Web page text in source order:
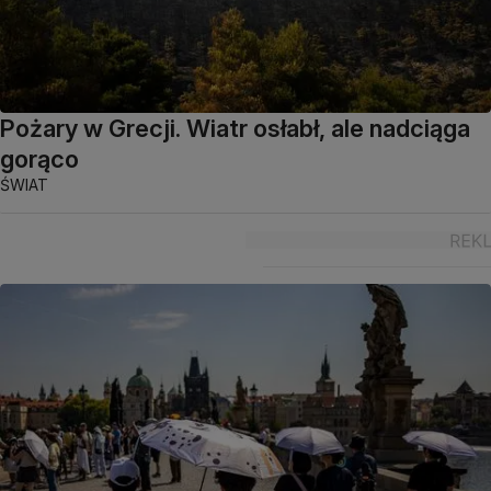
Pożary w Grecji. Wiatr osłabł, ale nadciąga
gorąco
ŚWIAT